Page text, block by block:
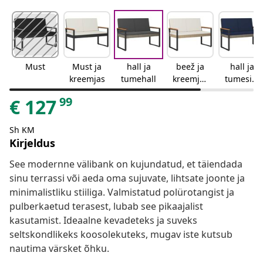
Must
Must ja
kreemjas
hall ja
tumehall
beež ja
kreemjas
valge
hall ja
tumesini
ne
€ 12799
Sh KM
Kirjeldus
See modernne välibank on kujundatud, et täiendada
sinu terrassi või aeda oma sujuvate, lihtsate joonte ja
minimalistliku stiiliga. Valmistatud polürotangist ja
pulberkaetud terasest, lubab see pikaajalist
kasutamist. Ideaalne kevadeteks ja suveks
seltskondlikeks koosolekuteks, mugav iste kutsub
nautima värsket õhku.